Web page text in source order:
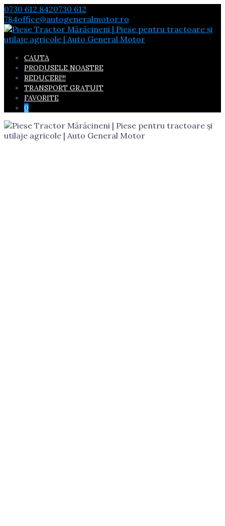
Skip
to
content
0730 612 8420730 612
784office@autogeneralmotor.ro
CAUTA
PRODUSELE NOASTRE
REDUCERI!!!
TRANSPORT GRATUIT
FAVORITE
0